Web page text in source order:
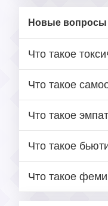
Новые вопросы
Что такое
Что такое
Что такое
Что такое
Что такое